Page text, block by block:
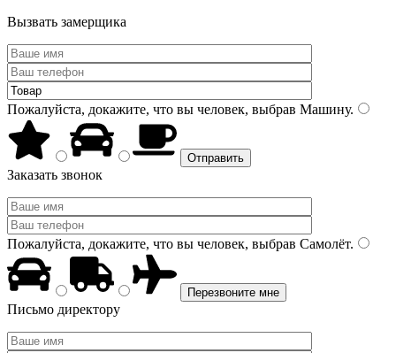
Вызвать замерщика
Пожалуйста, докажите, что вы человек, выбрав Машину.
Заказать звонок
Пожалуйста, докажите, что вы человек, выбрав Самолёт.
Письмо директору